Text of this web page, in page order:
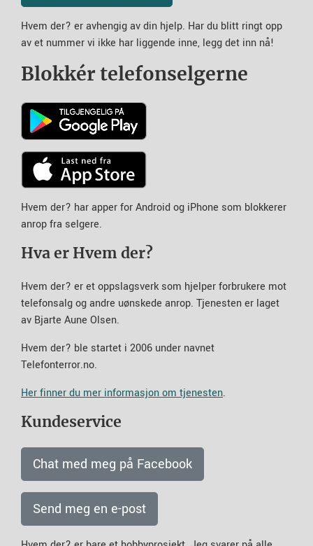
Hvem der? er avhengig av din hjelp. Har du blitt ringt opp
av et nummer vi ikke har liggende inne, legg det inn nå!
Blokkér telefonselgerne
Hvem der? har apper for Android og iPhone som blokkerer
anrop fra selgere.
Hva er Hvem der?
Hvem der? er et oppslagsverk som hjelper forbrukere mot
telefonsalg og andre uønskede anrop. Tjenesten er laget
av Bjarte Aune Olsen.
Hvem der? ble startet i 2006 under navnet
Telefonterror.no.
Her finner du mer informasjon om tjenesten.
Kundeservice
Chat med meg på Facebook
Send meg en e-post